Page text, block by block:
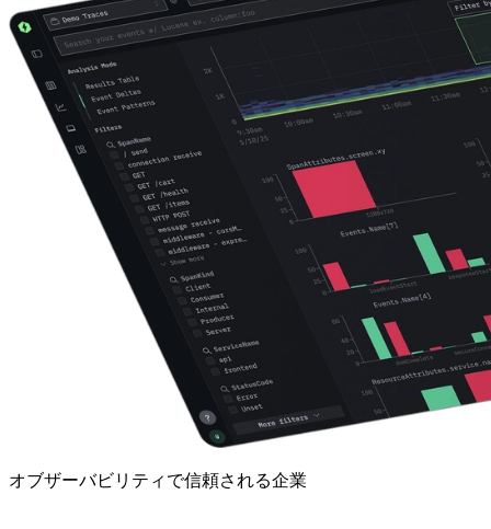
オブザーバビリティで信頼される企業